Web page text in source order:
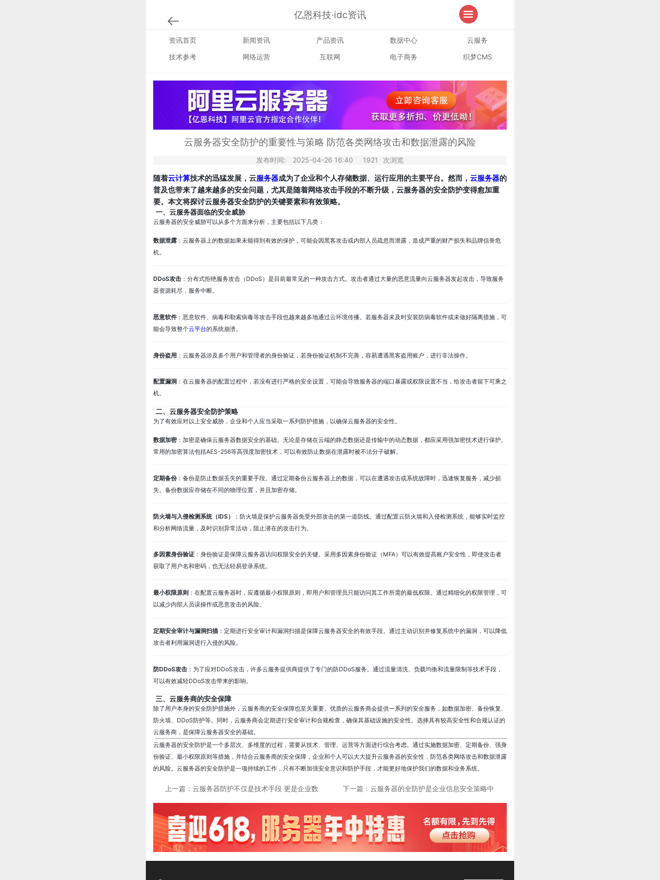
亿恩科技·idc资讯
资讯首页 新闻资讯 产品资讯 数据中心
云服务
技术参考
网络运营 互联网 电子商务 织梦CMS
云服务器安全防护的重要性与策略 防范各类网络攻击和数据泄露的风险
发布时间: 2025-04-26 16:40 1921 次浏览
随着云计算技术的迅猛发展，云服务器成为了企业和个人存储数据、运行应用的主要平台。然而， 云服务器的
普及也带来了越来越多的安全问题，尤其是随着网络攻击手段的不断升级，云服务器的安全防护变得愈加重
要。本文将探讨云服务器安全防护的关键要素和有效策略。
一、云服务器面临的安全威胁
云服务器的安全威胁可以从多个方面来分析，主要包括以下几类：
数据泄露 ：云服务器上的数据如果未能得到有效的保护，可能会因黑客攻击或内部人员疏忽而泄露，造成严重的财产损失和品牌信誉危
机。
DDoS攻击 ：分布式拒绝服务攻击（DDoS）是目前最常见的一种攻击方式。攻击者通过大量的恶意流量向云服务器发起攻击，导致服务
器资源耗尽，服务中断。
恶意软件 ：恶意软件、病毒和勒索病毒等攻击手段也越来越多地通过云环境传播。若服务器未及时安装防病毒软件或未做好隔离措施，可
能会导致整个云平台的系统崩溃。
身份盗用 ：云服务器涉及多个用户和管理者的身份验证，若身份验证机制不完善，容易遭遇黑客盗用账户，进行非法操作。
配置漏洞 ：在云服务器的配置过程中，若没有进行严格的安全设置，可能会导致服务器的端口暴露或权限设置不当，给攻击者留下可乘之
机。
二、云服务器安全防护策略
为了有效应对以上安全威胁，企业和个人应当采取一系列防护措施，以确保云服务器的安全性。
数据加密：加密是确保云服务器数据安全的基础。无论是存储在云端的静态数据还是传输中的动态数据，都应采用强加密技术进行保护。
常用的加密算法包括AES-256等高强度加密技术，可以有效防止数据在泄露时被不法分子破解。
定期备份 ：备份是防止数据丢失的重要手段。通过定期备份云服务器上的数据，可以在遭遇攻击或系统故障时，迅速恢复服务，减少损
失。备份数据应存储在不同的物理位置，并且加密存储。
防火墙与入侵检测系统（IDS）
：防火墙是保护云服务器免受外部攻击的第一道防线。通过配置云防火墙和入侵检测系统，能够实时监控
和分析网络流量，及时识别异常活动，阻止潜在的攻击行为。
多因素身份验证 ：身份验证是保障云服务器访问权限安全的关键。采用多因素身份验证（MFA）可以有效提高账户安全性，即使攻击者
获取了用户名和密码，也无法轻易登录系统。
最小权限原则 ：在配置云服务器时，应遵循最小权限原则，即用户和管理员只能访问其工作所需的最低权限。通过精细化的权限管理，可
以减少内部人员误操作或恶意攻击的风险。
定期安全审计与漏洞扫描 ：定期进行安全审计和漏洞扫描是保障云服务器安全的有效手段。通过主动识别并修复系统中的漏洞，可以降低
攻击者利用漏洞进行入侵的风险。
防DDoS攻击 ：为了应对DDoS攻击，许多云服务提供商提供了专门的防DDoS服务。通过流量清洗、负载均衡和流量限制等技术手段，
可以有效减轻DDoS攻击带来的影响。
三、云服务商的安全保障
除了用户本身的安全防护措施外，云服务商的安全保障也至关重要。优质的云服务商会提供一系列的安全服务，如数据加密、备份恢复、
防火墙、DDoS防护等。同时，云服务商会定期进行安全审计和合规检查，确保其基础设施的安全性。选择具有较高安全性和合规认证的
云服务商，是保障云服务器安全的基础。
云服务器的安全防护是一个多层次、多维度的过程，需要从技术、管理、运营等方面进行综合考虑。通过实施数据加密、定期备份、强身
份验证、最小权限原则等措施，并结合云服务商的安全保障，企业和个人可以大大提升云服务器的安全性，防范各类网络攻击和数据泄露
的风险。云服务器的安全防护是一项持续的工作，只有不断加强安全意识和防护手段，才能更好地保护我们的数据和业务系统。
上一篇： 云服务器防护不仅是技术手段 更是企业数
下一篇： 云服务器的全防护是企业信息安全策略中